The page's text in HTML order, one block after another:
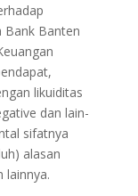
Bank Banten
likuiditas
dan lain-
sifatnya
alasan
lainnya.